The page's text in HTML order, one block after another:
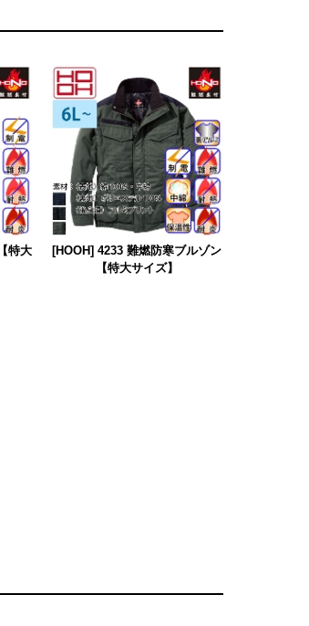
特大
[HOOH] 4233 難燃防寒ブルゾン
【特大サイズ】